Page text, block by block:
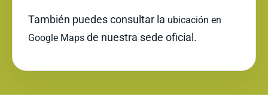
También puedes consultar la ubicación en
Google Maps de nuestra sede oficial.